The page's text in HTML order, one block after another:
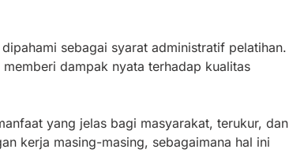
sebagai syarat administratif pelatihan.
dampak nyata terhadap kualitas
yang jelas bagi masyarakat, terukur, dan
kerja masing-masing, sebagaimana hal ini